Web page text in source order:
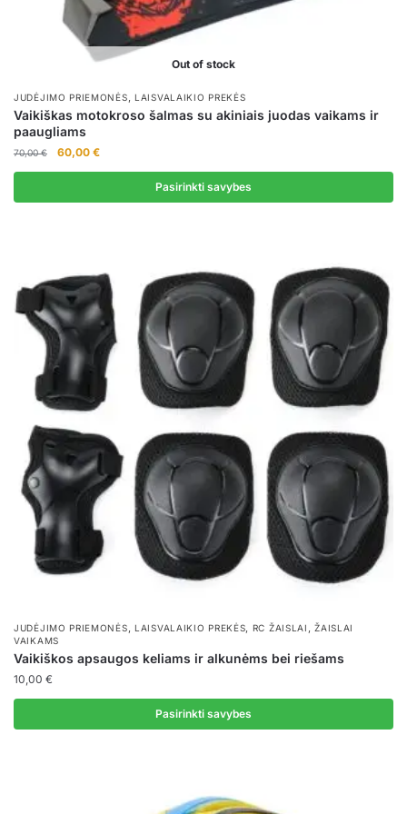
Out of stock
JUDĖJIMO PRIEMONĖS,LAISVALAIKIO PREKĖS
Vaikiškas motokroso šalmas su akiniais juodas vaikams ir
paaugliams
70,00€
Original
price
70,00 €.
60,00 €Current
price
60,00 €.
Pasirinkti savybes
multiple
variants.
The
options
chosen
the
product
page
JUDĖJIMO PRIEMONĖS,LAISVALAIKIO PREKĖS, RC ŽAISLAI ,ŽAISLAI
VAIKAMS
Vaikiškos apsaugos keliams ir alkunėms bei riešams
10,00 €
Pasirinkti savybes